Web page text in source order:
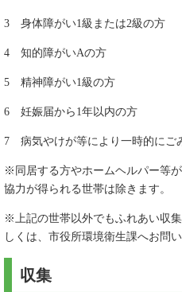
3 身体障がい1級または2級の方
4 知的障がいAの方
5 精神障がい1級の方
6 妊娠届から1年以内の方
7 病気やけが等により一時的にご
※同居する方やホームヘルパー等
協力が得られる世帯は除きます。
※上記の世帯以外でもふれあい収
しくは、市役所環境衛生課へお問
収集